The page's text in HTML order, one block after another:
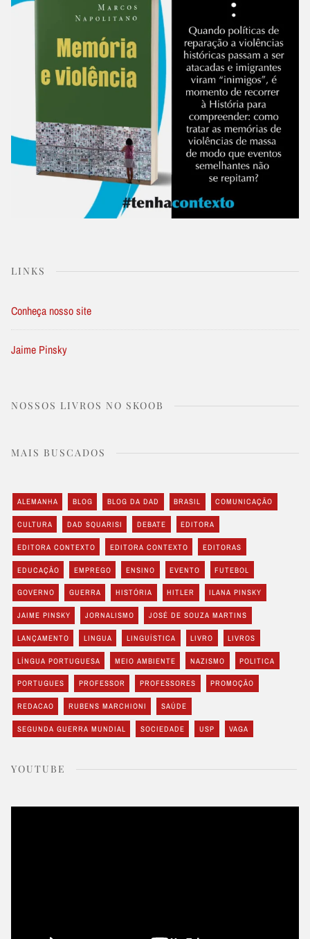
LINKS
Conheça nosso site
Jaime Pinsky
NOSSOS LIVROS NO SKOOB
MAIS BUSCADOS
ALEMANHA BLOG BLOG DA DAD BRASIL COMUNICAÇÃO
CULTURA DAD SQUARISI DEBATE EDITORA
EDITORA CONTEXTO EDITORA CONTEXTO EDITORAS
EDUCAÇÃO EMPREGO ENSINO EVENTO FUTEBOL
GOVERNO GUERRA HISTÓRIA HITLER ILANA PINSKY
JAIME PINSKY JORNALISMO JOSÉ DE SOUZA MARTINS
LANÇAMENTO LINGUA LINGUÍSTICA LIVRO LIVROS
LÍNGUA PORTUGUESA MEIO AMBIENTE NAZISMO POLITICA
PORTUGUES PROFESSOR PROFESSORES PROMOÇÃO
REDACAO RUBENS MARCHIONI SAÚDE
SEGUNDA GUERRA MUNDIAL SOCIEDADE USP VAGA
YOUTUBE